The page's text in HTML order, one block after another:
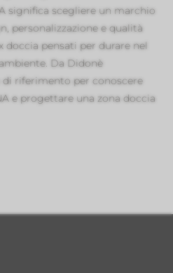
significa scegliere un marchio
personalizzazione e qualità
pensati per durare nel
Da Didonè
riferimento per conoscere
e progettare una zona doccia